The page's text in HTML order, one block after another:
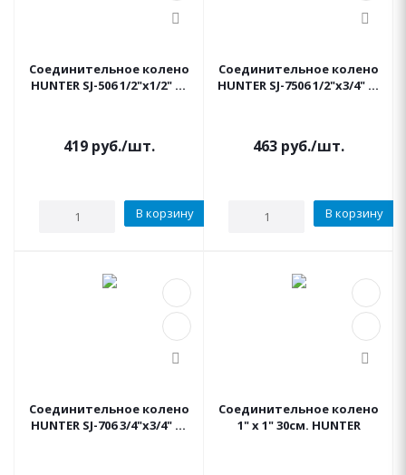
Соединительное колено
HUNTER SJ-506 1/2"х1/2" 15
419 руб./шт.
В корзину
Соединительное колено
HUNTER SJ-7506 1/2"х3/4" 15
463 руб./шт.
В корзину
Соединительное колено
HUNTER SJ-706 3/4"х3/4" 15
Соединительное колено
1" х 1" 30см. HUNTER